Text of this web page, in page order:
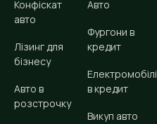
Конфіскат
авто
Лізинг для
бізнесу
Авто в
розстрочку
Авто
Фургони в
кредит
Електромобілі
в кредит
Викуп авто